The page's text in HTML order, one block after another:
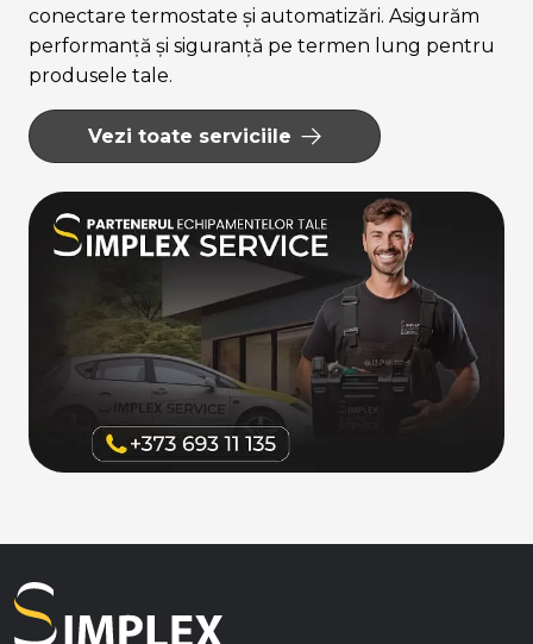
conectare termostate și automatizări. Asigurăm
performanță și siguranță pe termen lung pentru
produsele tale.
Vezi toate serviciile